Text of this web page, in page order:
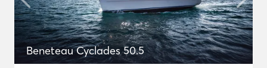
Beneteau Cyclades 50.5